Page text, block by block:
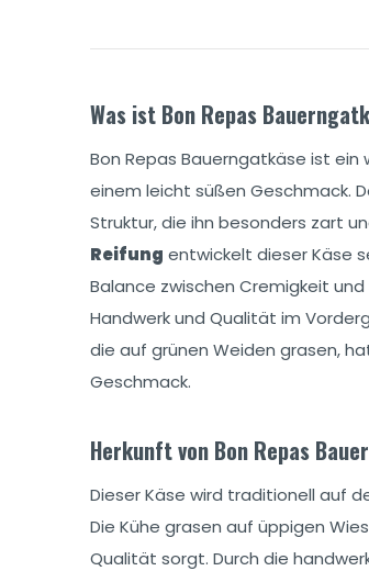
Was ist Bon Repas
Bon Repas Bauerngatkäse ist
einem leicht süßen Geschmack.
Struktur, die ihn besonders zart
Reifung entwickelt dieser Käse
Balance zwischen Cremigkeit
Handwerk und Qualität im
die auf grünen Weiden grasen,
Geschmack.
Herkunft von Bon Repas
Dieser Käse wird traditionell auf
Die Kühe grasen auf üppigen
Qualität sorgt. Durch die